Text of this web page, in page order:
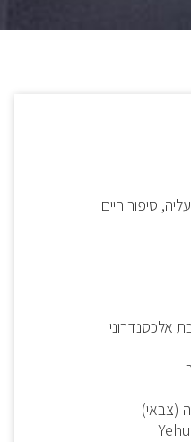
סיפור חיים
אלכסנדרוני
(צבאי)